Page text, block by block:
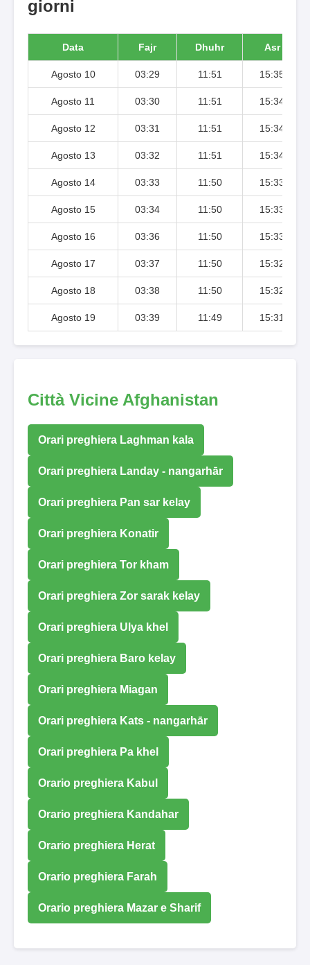
giorni
Data Fajr Dhuhr Asr
Agosto 10 03:29 11:51 15:35
Agosto 11 03:30 11:51 15:34
Agosto 12 03:31 11:51 15:34
Agosto 13 03:32 11:51 15:34
Agosto 14 03:33 11:50 15:33
Agosto 15 03:34 11:50 15:33
Agosto 16 03:36 11:50 15:33
Agosto 17 03:37 11:50 15:32
Agosto 18 03:38 11:50 15:32
Agosto 19 03:39 11:49 15:31
Città Vicine Afghanistan
Orari preghiera Laghman kala
Orari preghiera Landay - nangarhār
Orari preghiera Pan sar kelay
Orari preghiera Konatir
Orari preghiera Tor kham
Orari preghiera Zor sarak kelay
Orari preghiera Ulya khel
Orari preghiera Baro kelay
Orari preghiera Miagan
Orari preghiera Kats - nangarhār
Orari preghiera Pa khel
Orario preghiera Kabul
Orario preghiera Kandahar
Orario preghiera Herat
Orario preghiera Farah
Orario preghiera Mazar e Sharif